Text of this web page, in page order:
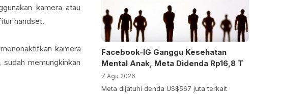
kamera atau
handset.
kamera
memungkinkan
Facebook-IG Ganggu Kesehatan
Mental Anak, Meta Didenda Rp16,8 T
7 Agu 2026
Meta dijatuhi denda US$567 juta terkait